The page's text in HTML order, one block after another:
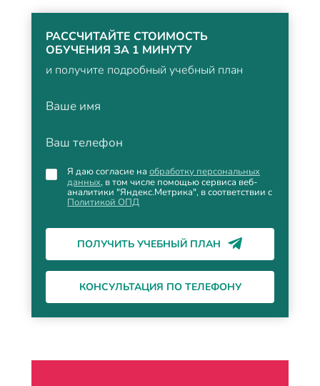
РАССЧИТАЙТЕ СТОИМОСТЬ
ОБУЧЕНИЯ ЗА 1 МИНУТУ
и получите подробный учебный план
Ваше имя
Ваш телефон
Я даю согласие на обработку персональных
данных, в том числе помощью сервиса веб-
аналитики "Яндекс.Метрика", в соответствии с
Политикой ОПД
ПОЛУЧИТЬ УЧЕБНЫЙ ПЛАН
КОНСУЛЬТАЦИЯ ПО ТЕЛЕФОНУ